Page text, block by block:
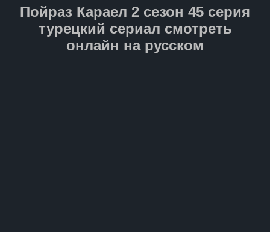
путешествие станет для него
не только проверкой силы
духа, но и свидетельством
настоящего отцовского
мужества.
Пойраз Караел 2 сезон 45 серия
турецкий сериал смотреть
онлайн на русском